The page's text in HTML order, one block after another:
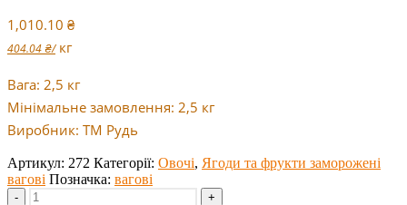
1,010.10 ₴
404.04₴/ кг
Вага: 2,5 кг
Мінімальне замовлення: 2,5 кг
Виробник: ТМ Рудь
Артикул: 272 Категорії: Овочі, Ягоди та фрукти заморожені
вагові Позначка: вагові
-
+